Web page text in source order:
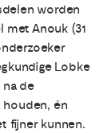
worden
Anouk (31
Lobke
na de
houden, én
fijner kunnen.